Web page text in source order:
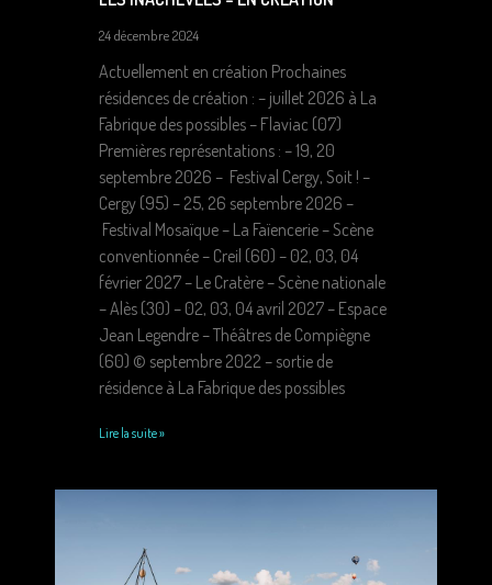
24 décembre 2024
Actuellement en création Prochaines
résidences de création : – juillet 2026 à La
Fabrique des possibles – Flaviac (07)
Premières représentations : – 19, 20
septembre 2026 – Festival Cergy, Soit ! –
Cergy (95) – 25, 26 septembre 2026 –
Festival Mosaïque – La Faïencerie – Scène
conventionnée – Creil (60) – 02, 03, 04
février 2027 – Le Cratère – Scène nationale
– Alès (30) – 02, 03, 04 avril 2027 – Espace
Jean Legendre – Théâtres de Compiègne
(60) © septembre 2022 – sortie de
résidence à La Fabrique des possibles
Lire la suite »